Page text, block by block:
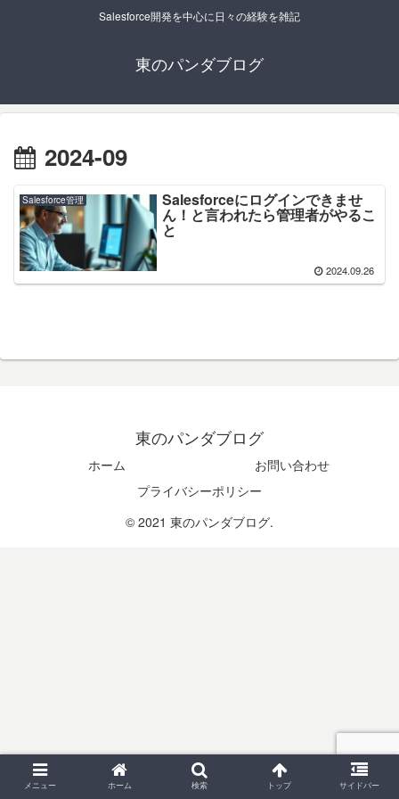
Salesforce開発を中心に日々の経験を雑記
東のパンダブログ
2024-09
Salesforce管理 Salesforceにログインできませ
ん！と言われたら管理者がやるこ
と
2024.09.26
東のパンダブログ
ホーム
お問い合わせ
プライバシーポリシー
© 2021 東のパンダブログ.
メニュー ホーム 検索 トップ サイドバー